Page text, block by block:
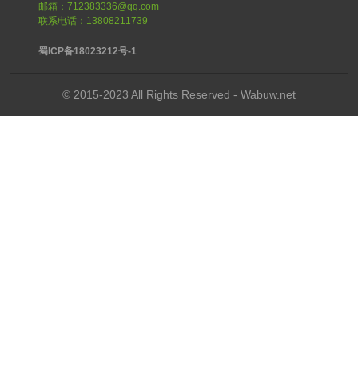
邮箱：712383336@qq.com
联系电话：13808211739
蜀ICP备18023212号-1
© 2015-2023 All Rights Reserved - Wabuw.net